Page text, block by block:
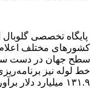
پایگاه تخصصی گلوبال
خط لوله نیز
۱۳۱.۹ میلیارد دلار برآورد شده است.